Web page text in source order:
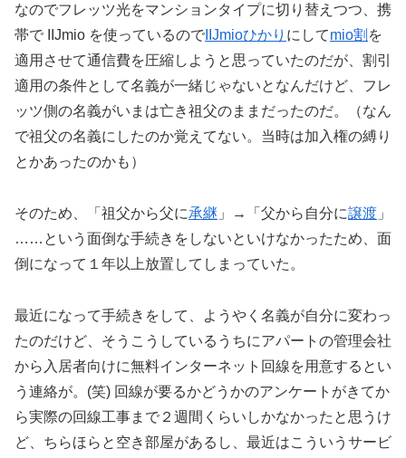
なのでフレッツ光をマンションタイプに切り替えつつ、携
帯で IIJmio を使っているので IIJmioひかり にしてmio割 を
適用させて通信費を圧縮しようと思っていたのだが、割引
適用の条件として名義が一緒じゃないとなんだけど、フレ
ッツ側の名義がいまは亡き祖父のままだったのだ。（なん
で祖父の名義にしたのか覚えてない。当時は加入権の縛り
とかあったのかも）
そのため、「祖父から父に承継 」→「父から自分に譲渡 」
……という面倒な手続きをしないといけなかったため、面
倒になって１年以上放置してしまっていた。
最近になって手続きをして、ようやく名義が自分に変わっ
たのだけど、そうこうしているうちにアパートの管理会社
から入居者向けに無料インターネット回線を用意するとい
う連絡が。(笑) 回線が要るかどうかのアンケートがきてか
ら実際の回線工事まで２週間くらいしかなかったと思うけ
ど、ちらほらと空き部屋があるし、最近はこういうサービ